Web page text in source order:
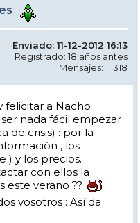
Enviado: 11-12-2012 16:13
Registrado: 18 años antes
Mensajes: 11.318
felicitar a Nacho
nada fácil empezar
de crisis) : por la
, los
) y los precios.
con ellos la
este verano ??
vosotros : Así da